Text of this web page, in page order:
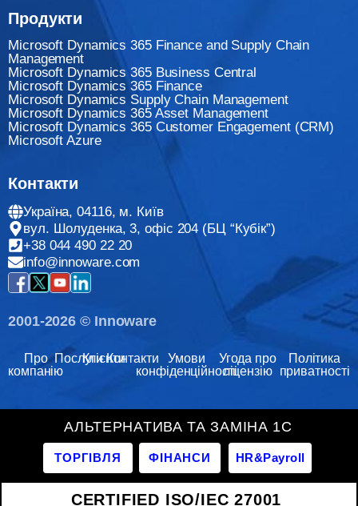
Продукти
Microsoft Dynamics 365 Finance and Supply Chain
Management
Microsoft Dynamics 365 Business Central
Microsoft Dynamics 365 Finance
Мicrosoft Dynamics Supply Chain Management
Microsoft Dynamics 365 Asset Management
Microsoft Dynamics 365 Customer Engagement (CRM)
Microsoft Azure
Контакти
Україна, 04116, м. Київ
вул. Шолуденка, 3, офіс 204 (БЦ “Кубік”)
+38 044 490 22 20
info@innoware.com
2001-2026 © Innoware
Про
компанію
ПослугиКлієнтиКонтакти
Умови
конфіденційності
Угода про
ліцензію
Політика
приватності
ТОРГІВЛЯ ФІНАНСИ HR&Payroll
АЛЬТЕРНАТИВА ТА ЗАМІНА 1С
CERTIFIED ISO/IEC 27001